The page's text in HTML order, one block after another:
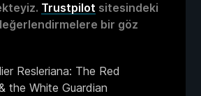
Trustpilot sitesindeki
bir göz
Resleriana: The Red
the White Guardian